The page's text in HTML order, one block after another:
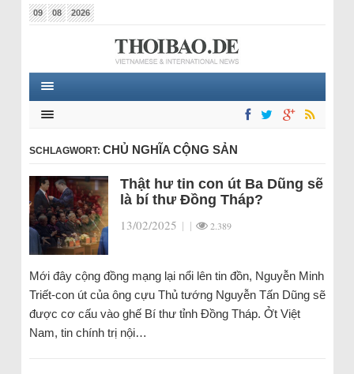
09 08 2026
SCHLAGWORT: CHỦ NGHĨA CỘNG SẢN
Thật hư tin con út Ba Dũng sẽ
là bí thư Đồng Tháp?
13/02/2025 | | 2.389
Mới đây cộng đồng mạng lại nổi lên tin đồn, Nguyễn Minh
Triết-con út của ông cựu Thủ tướng Nguyễn Tấn Dũng sẽ
được cơ cấu vào ghế Bí thư tỉnh Đồng Tháp. Ởt Việt
Nam, tin chính trị nội…